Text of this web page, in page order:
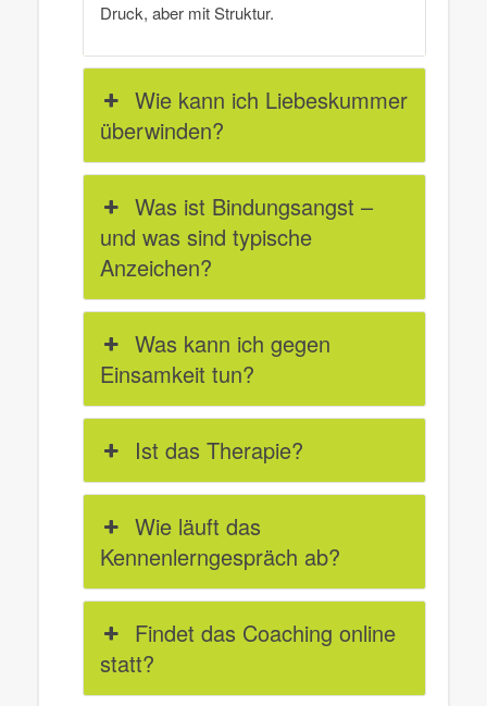
Druck, aber mit Struktur.
Wie kann ich Liebeskummer
überwinden?
Was ist Bindungsangst –
und was sind typische
Anzeichen?
Was kann ich gegen
Einsamkeit tun?
Ist das Therapie?
Wie läuft das
Kennenlerngespräch ab?
Findet das Coaching online
statt?